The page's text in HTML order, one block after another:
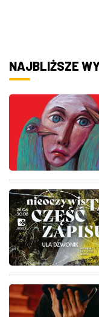
NAJBLIŻSZE